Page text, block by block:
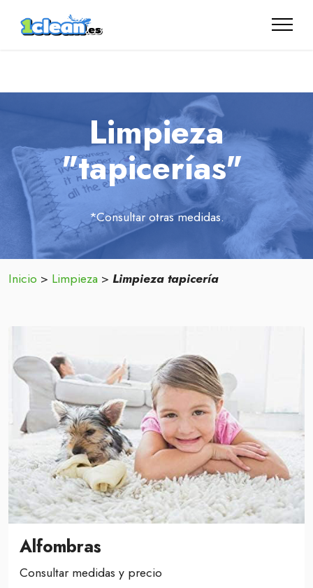
sillas, colchones, alfombras interior coches, Marbella, Estepona,
Limpieza
"tapicerías"
*Consultar otras medidas.
Inicio > Limpieza > Limpieza tapicería
Alfombras
Consultar medidas y precio